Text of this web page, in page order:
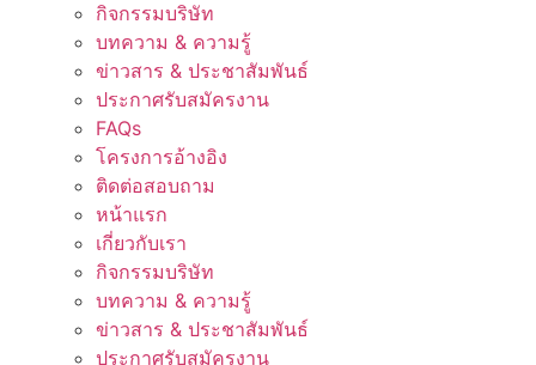
กิจกรรมบริษัท
บทความ & ความรู้
ข่าวสาร & ประชาสัมพันธ์
ประกาศรับสมัครงาน
FAQs
โครงการอ้างอิง
ติดต่อสอบถาม
หน้าแรก
เกี่ยวกับเรา
กิจกรรมบริษัท
บทความ & ความรู้
ข่าวสาร & ประชาสัมพันธ์
ประกาศรับสมัครงาน